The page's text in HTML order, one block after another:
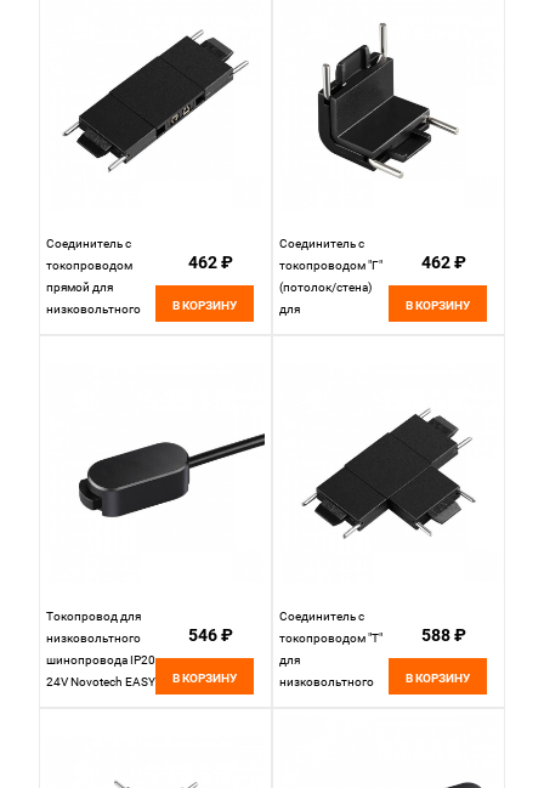
Соединитель с
токопроводом
прямой для
низковольтного
462 ₽
В КОРЗИНУ
Соединитель с
токопроводом "Г"
(потолок/стена)
для
462 ₽
В КОРЗИНУ
Токопровод для
низковольтного
шинопровода IP20
24V Novotech EASY
546 ₽
В КОРЗИНУ
Соединитель с
токопроводом "T"
для
низковольтного
588 ₽
В КОРЗИНУ